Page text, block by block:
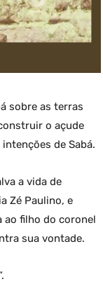
sobre as terras
o açude
de Sabá.
a vida de
Zé Paulino, e
ao filho do coronel
sua vontade.